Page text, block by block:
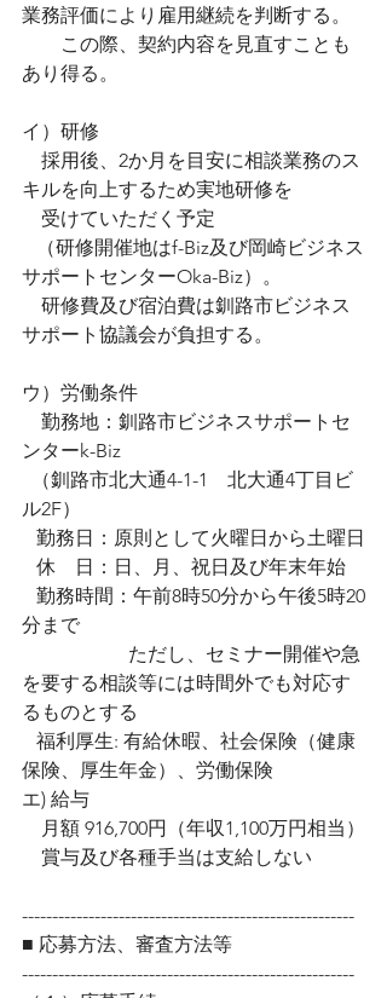
業務評価により雇用継続を判断する。
この際、契約内容を見直すことも
あり得る。
イ）研修
採用後、2か月を目安に相談業務のス
キルを向上するため実地研修を
    受けていただく予定
サポートセンターOka-Biz）。
サポート協議会が負担する。
ウ）労働条件
ンターk-Biz
ル2F）
   勤務日：原則として火曜日から土曜日
   休    日：日、月、祝日及び年末年始
分まで
を要する相談等には時間外でも対応す
るものとする
保険、厚生年金）、労働保険
エ) 給与
    月額 916,700円（年収1,100万円相当）
    賞与及び各種手当は支給しない
-------------------------------------------------------
■ 応募方法、審査方法等
-------------------------------------------------------